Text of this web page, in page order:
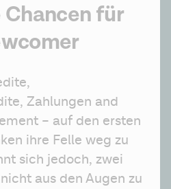
Chancen für
Zahlungen and
– auf den ersten
ihre Felle weg zu
sich jedoch, zwei
aus den Augen zu